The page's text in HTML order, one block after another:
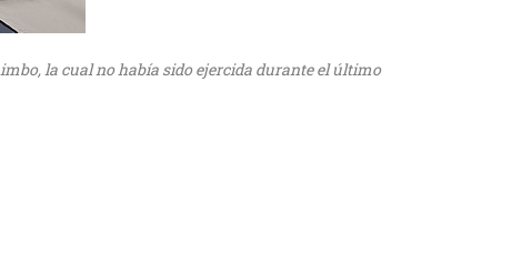
la cual no había sido ejercida durante el último